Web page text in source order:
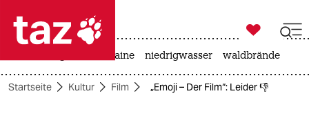
 taz zahl ich
taz zahl ich

taz zahl ich
krieg in der ukraine niedrigwasser waldbrände
Startseite Kultur Film „Emoji – Der Film“: Leider 👎